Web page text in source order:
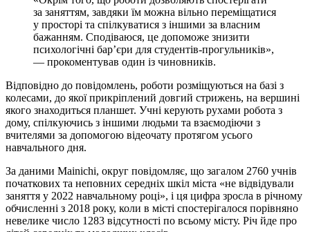
за заняттям, завдяки їм можна вільно переміщатися
у просторі та спілкуватися з іншими за власним
бажанням. Сподіваюся, це допоможе знизити
психологічні бар’єри для студентів-прогульників»,
— прокоментував один із чиновників.
Відповідно до повідомлень, роботи розміщуються на базі з
колесами, до якої прикріплений довгий стрижень, на вершині
якого знаходиться планшет. Учні керують рухами робота з
дому, спілкуючись з іншими людьми та взаємодіючи з
вчителями за допомогою відеочату протягом усього
навчального дня.
За даними Mainichi, округ повідомляє, що загалом 2760 учнів
початкових та неповних середніх шкіл міста «не відвідували
заняття у 2022 навчальному році», і ця цифра зросла в річному
обчисленні з 2018 року, коли в місті спостерігалося порівняно
невелике число 1283 відсутності по всьому місту. Річ йде про